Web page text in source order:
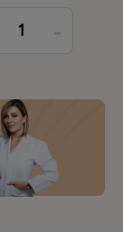
-
1